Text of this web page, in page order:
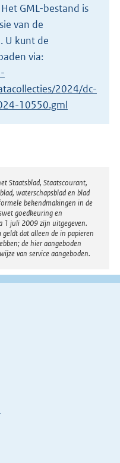
3
,
8
GML-bestand is
van de
U kunt de
via:
2024/dc-
10550.gml
Staatsblad, Staatscourant,
waterschapsblad en blad
bekendmakingen in de
goedkeuring en
1 juli 2009 zijn uitgegeven.
dat alleen de in papieren
de hier aangeboden
van service aangeboden.